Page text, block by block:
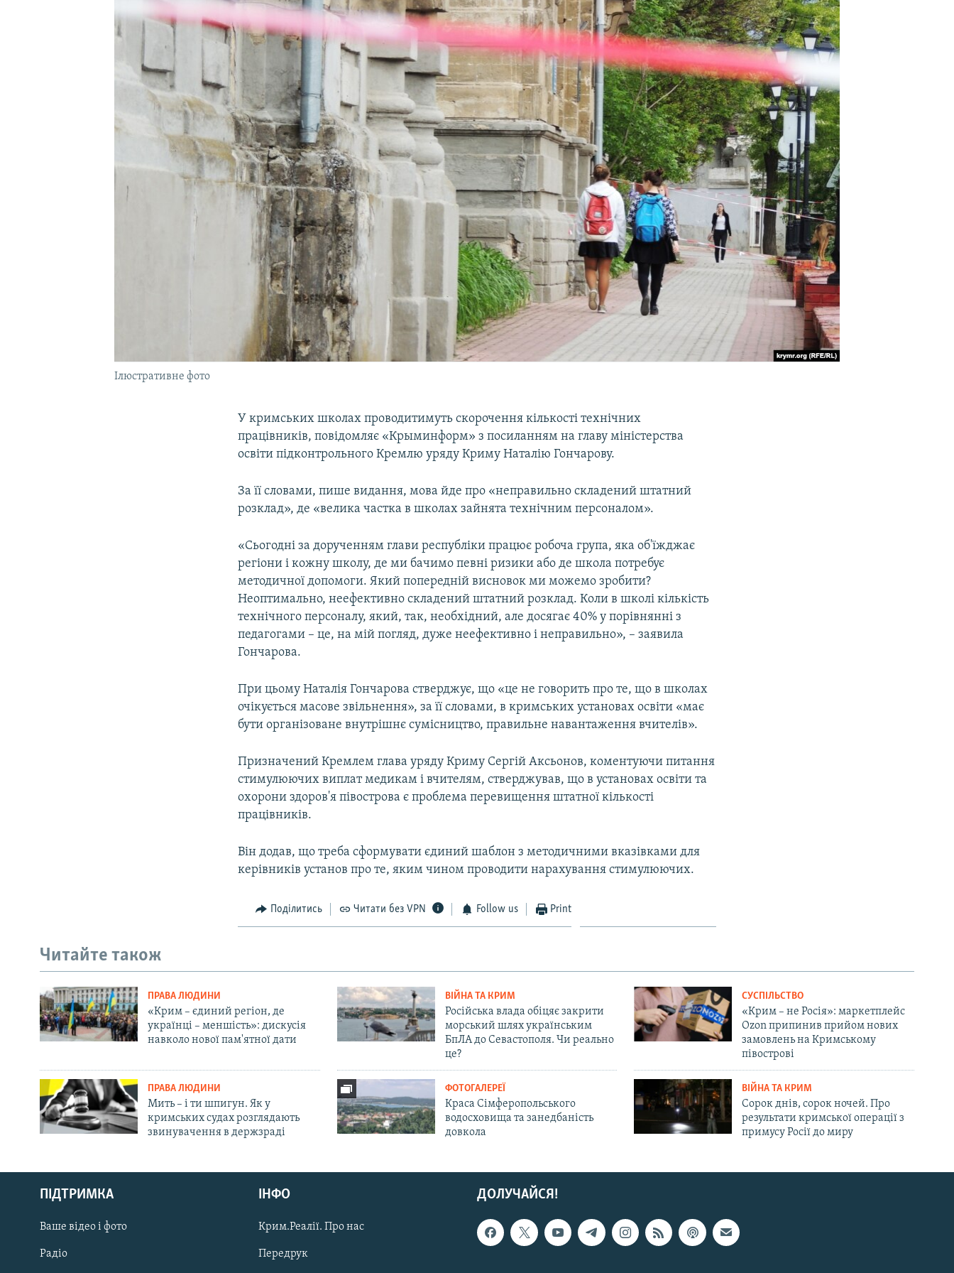
Русский
Qırımtatar
ДОЛУЧАЙСЯ!
Ілюстративне фото
У кримських школах проводитимуть скорочення кількості технічних
працівників, повідомляє «Крыминформ» з посиланням на главу міністерства
освіти підконтрольного Кремлю уряду Криму Наталію Гончарову.
За її словами, пише видання, мова йде про «неправильно складений штатний
розклад», де «велика частка в школах зайнята технічним персоналом».
«Сьогодні за дорученням глави республіки працює робоча група, яка об'їжджає
регіони і кожну школу, де ми бачимо певні ризики або де школа потребує
методичної допомоги. Який попередній висновок ми можемо зробити?
Неоптимально, неефективно складений штатний розклад. Коли в школі кількість
технічного персоналу, який, так, необхідний, але досягає 40% у порівнянні з
педагогами – це, на мій погляд, дуже неефективно і неправильно», – заявила
Гончарова.
При цьому Наталія Гончарова стверджує, що «це не говорить про те, що в школах
очікується масове звільнення», за її словами, в кримських установах освіти «має
бути організоване внутрішнє сумісництво, правильне навантаження вчителів».
Призначений Кремлем глава уряду Криму Сергій Аксьонов, коментуючи питання
стимулюючих виплат медикам і вчителям, стверджував, що в установах освіти та
охорони здоров'я півострова є проблема перевищення штатної кількості
працівників.
Він додав, що треба сформувати єдиний шаблон з методичними вказівками для
керівників установ про те, яким чином проводити нарахування стимулюючих.
Поділитись Читати без VPN Follow us Print
Читайте також
ПРАВА ЛЮДИНИ
«Крим – єдиний регіон, де
українці – меншість»: дискусія
навколо нової пам'ятної дати
ВІЙНА ТА КРИМ
Російська влада обіцяє закрити
морський шлях українським
БпЛА до Севастополя. Чи реально
це?
СУСПІЛЬСТВО
«Крим – не Росія»: маркетплейс
Ozon припинив прийом нових
замовлень на Кримському
півострові
ПРАВА ЛЮДИНИ
Мить – і ти шпигун. Як у
кримських судах розглядають
звинувачення в держзраді
ФОТОГАЛЕРЕЇ
Краса Сімферопольського
водосховища та занедбаність
довкола
ВІЙНА ТА КРИМ
Сорок днів, сорок ночей. Про
результати кримської операції з
примусу Росії до миру
ДОЛУЧАЙСЯ!
ПІДТРИМКА
Ваше відео і фото
Радіо
ІНФО
Крим.Реалії. Про нас
Передрук